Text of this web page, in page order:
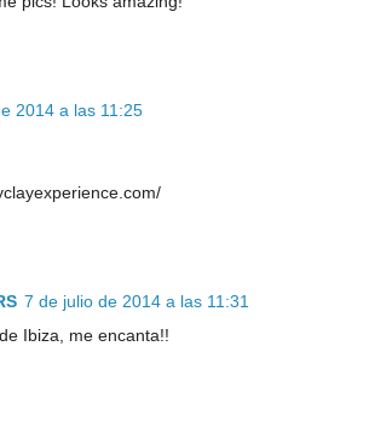
2014 a las 11:25
7 de julio de 2014 a las 11:31
Ibiza, me encanta!!